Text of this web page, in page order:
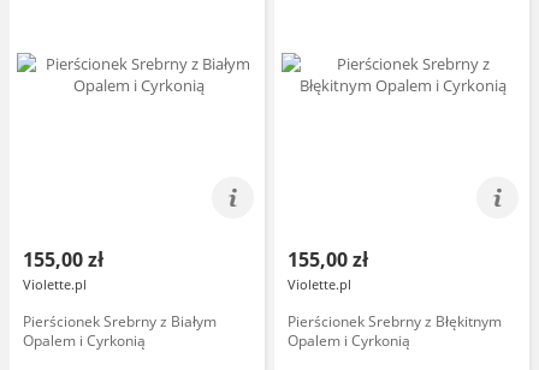
155,00 zł
Violette.pl
Pierścionek Srebrny z Białym
Opalem i Cyrkonią
155,00 zł
Violette.pl
Pierścionek Srebrny z Błękitnym
Opalem i Cyrkonią